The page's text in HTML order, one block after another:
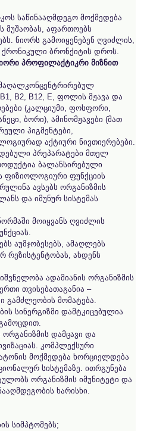
საწინააღმდეგო მოქმედება
მუშაობას, აფართოებს
ნიორს გამოიყენებენ ღვიძლის,
ქრონიკული ბრონქიტის დროს.
პროფილაქტიკრი მიზნით
B2, B12, E, ფოლის მჟავა და
(კალციუმი, ფოსფორი,
ბორი), ამინომჟავები (მათ
პიგმენტები,
აქტიური ნივთიერებები.
პრეპარატები მთელ
ბალანსირებული
ფიზიოლოგიური ფუნქციის
ავსებს ორგანიზმის
და იმუნურ სისტემას
მოიყვანს ღვიძლის
აუმჯობესებს, ამაღლებს
რეზისტენტობას, ახდენს
ადამიანის ორგანიზმის
თვისებათაგანია –
გამძლეობის მომატება.
სინერგიზმი დამტკიცებულია
ორგანიზმის დამცავი და
კომპლექსური
მოქმედება ხორციელდება
სისტემაზე. ითრგუნება
ორგანიზმის იმუნიტეტი და
ხარისხი.
სიმპტომებს;